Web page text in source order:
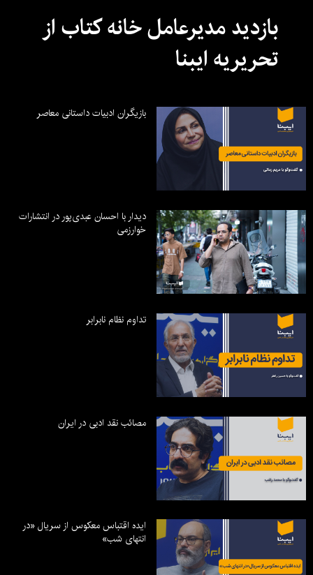
بازدید مدیرعامل خانه کتاب از
تحریریه ایبنا
بازیگران ادبیات داستانی معاصر
دیدار با احسان عبدی‌پور در انتشارات
خوارزمی
تداوم نظام نابرابر
مصائب نقد ادبی در ایران
ایده اقتباس معکوس از سریال «در
انتهای شب»